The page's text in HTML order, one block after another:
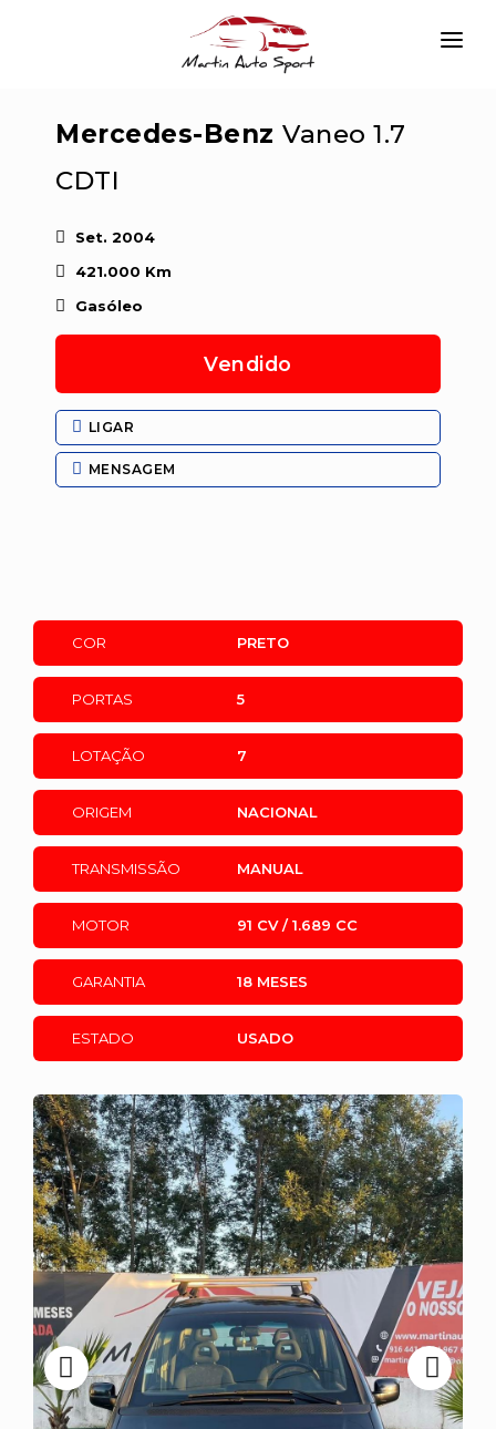
EMPRESA
VIATURAS
SERVIÇOS
CONTACTAR
Mercedes-Benz Vaneo 1.7
CDTI
Set. 2004
421.000 Km
Gasóleo
Vendido
LIGAR
MENSAGEM
COR PRETO
PORTAS 5
LOTAÇÃO 7
ORIGEM NACIONAL
TRANSMISSÃO MANUAL
MOTOR 91 CV / 1.689 CC
GARANTIA 18 MESES
ESTADO USADO